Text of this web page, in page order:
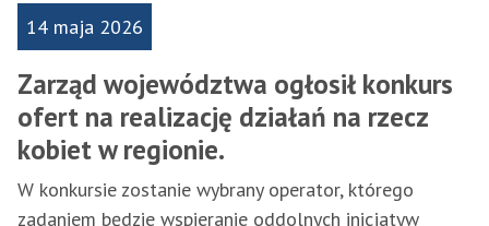
14 maja 2026
Zarząd województwa ogłosił konkurs
ofert na realizację działań na rzecz
kobiet w regionie.
W konkursie zostanie wybrany operator, którego
zadaniem będzie wspieranie oddolnych inicjatyw